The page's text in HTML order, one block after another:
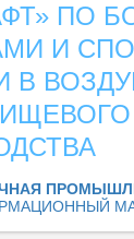
ПО
И
В